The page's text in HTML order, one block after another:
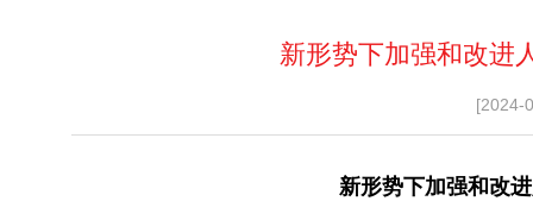
新形势下加强和改进
[2024-
新形势下加强和改